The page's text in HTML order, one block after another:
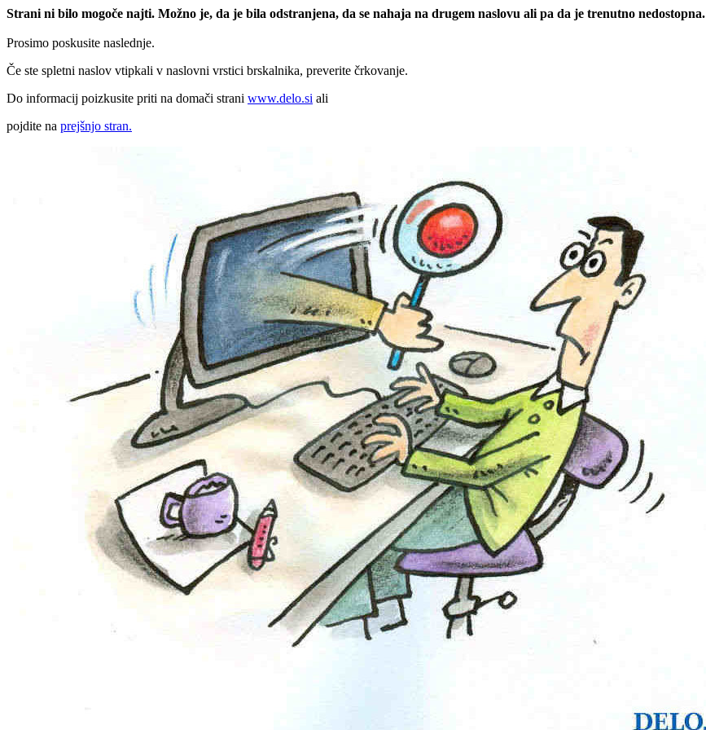
Strani ni bilo mogoče najti. Možno je, da je bila odstranjena, da se nahaja na drugem naslovu ali pa da je trenutno nedostopna.
Prosimo poskusite naslednje.
Če ste spletni naslov vtipkali v naslovni vrstici brskalnika, preverite črkovanje.
Do informacij poizkusite priti na domači strani www.delo.si ali
pojdite na prejšnjo stran.